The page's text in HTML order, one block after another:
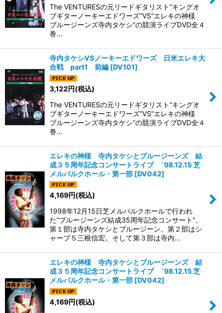
The VENTURESの元リードギタリスト“キングオ
ブギターノーキーエドワーズ”VS“エレキの神様
ブルージーンズ寺内タケシ”の競演ライブDVD全４
巻…
寺内タケシVSノーキーエドワーズ 日米エレキ大
合戦 part1 前編 [DV101]
3,122円(税込)
The VENTURESの元リードギタリスト“キングオ
ブギターノーキーエドワーズ”VS“エレキの神様
ブルージーンズ寺内タケシ”の競演ライブDVD全４
巻…
エレキの神様 寺内タケシとブルージーンズ 結
成３５周年記念コンサートライブ `98.12.15 芝
メルパルクホール・第一部 [DV042]
4,169円(税込)
1998年12月15日芝メルパルクホールで行われ
た“ブルージーンズ結成35周年記念コンサート”。
第１部は寺内タケシとブルージーン。第２部はシ
ャープ５三根信宏。そして第３部は寺内…
エレキの神様 寺内タケシとブルージーンズ 結
成３５周年記念コンサートライブ `98.12.15 芝
メルパルクホール・第一部 [DV042]
4,169円(税込)